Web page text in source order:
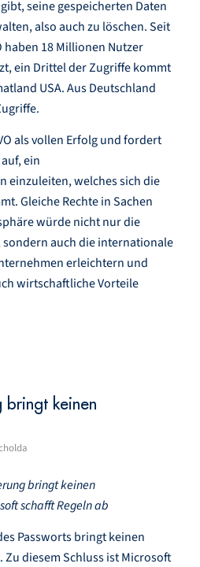
seine gespeicherten Daten
also auch zu löschen. Seit
haben 18 Millionen Nutzer
ein Drittel der Zugriffe kommt
USA. Aus Deutschland
als vollen Erfolg und fordert
ein
einzuleiten, welches sich die
Gleiche Rechte in Sachen
würde nicht nur die
sondern auch die internationale
erleichtern und
wirtschaftliche Vorteile
bringt keinen
bringt keinen
schafft Regeln ab
Passworts bringt keinen
diesem Schluss ist Microsoft